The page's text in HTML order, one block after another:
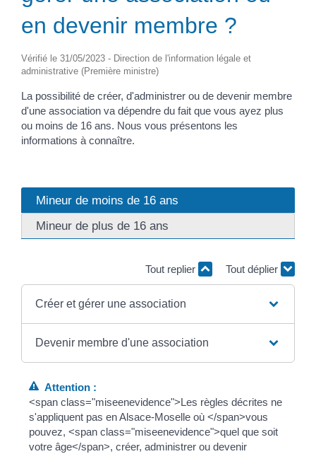
en devenir membre ?
Vérifié le 31/05/2023 - Direction de l'information légale et
administrative (Première ministre)
La possibilité de créer, d'administrer ou de devenir membre
d'une association va dépendre du fait que vous ayez plus
ou moins de 16 ans. Nous vous présentons les
informations à connaître.
Mineur de moins de 16 ans
Mineur de plus de 16 ans
Tout replier Tout déplier
Créer et gérer une association
Devenir membre d'une association
Attention :
<span class="miseenevidence">Les règles décrites ne
s'appliquent pas en Alsace-Moselle où </span>vous
pouvez, <span class="miseenevidence">quel que soit
votre âge</span>, créer, administrer ou devenir